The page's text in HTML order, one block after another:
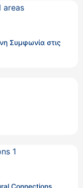
Συμφωνία στις